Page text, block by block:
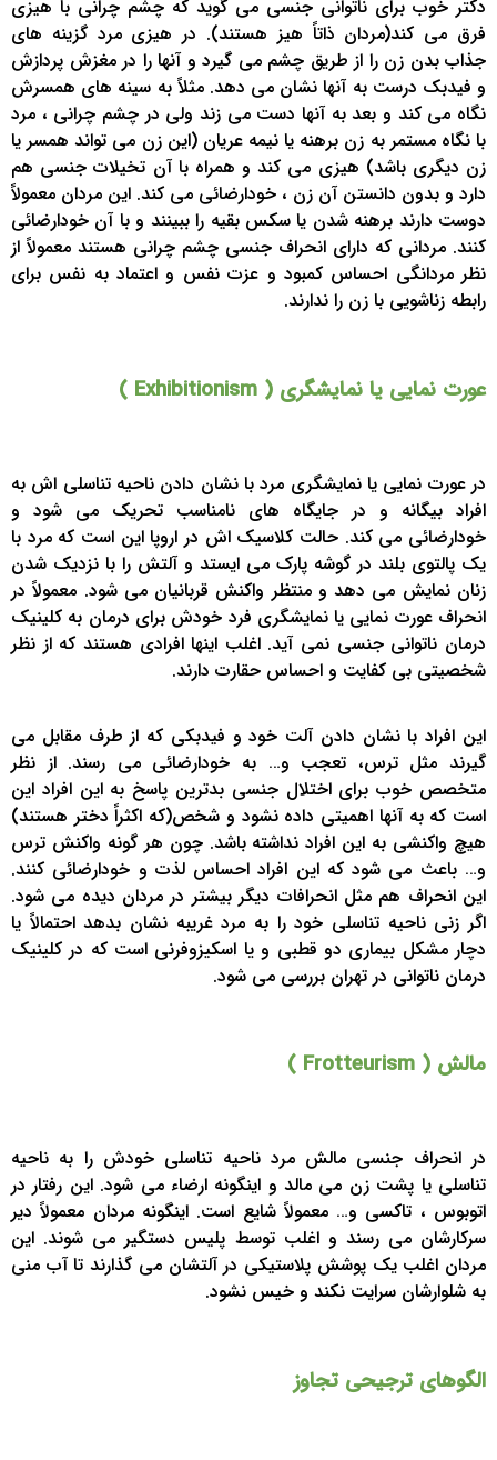
دکتر خوب برای ناتوانی جنسی می گوید که چشم چرانی با هیزی
فرق می کند(مردان ذاتاً هیز هستند). در هیزی مرد گزینه های
جذاب بدن زن را از طریق چشم می گیرد و آنها را در مغزش پردازش
و فیدبک درست به آنها نشان می دهد. مثلاً به سینه های همسرش
نگاه می کند و بعد به آنها دست می زند ولی در چشم چرانی ، مرد
با نگاه مستمر به زن برهنه یا نیمه عریان (این زن می تواند همسر یا
زن دیگری باشد) هیزی می کند و همراه با آن تخیلات جنسی هم
دارد و بدون دانستن آن زن ، خودارضائی می کند. این مردان معمولاً
دوست دارند برهنه شدن یا سکس بقیه را ببینند و با آن خودارضائی
کنند. مردانی که دارای انحراف جنسی چشم چرانی هستند معمولاً از
نظر مردانگی احساس کمبود و عزت نفس و اعتماد به نفس برای
رابطه زناشویی با زن را ندارند.
عورت نمایی یا نمایشگری ( Exhibitionism )
در عورت نمایی یا نمایشگری مرد با نشان دادن ناحیه تناسلی اش به
افراد بیگانه و در جایگاه های نامناسب تحریک می شود و
خودارضائی می کند. حالت کلاسیک اش در اروپا این است که مرد با
یک پالتوی بلند در گوشه پارک می ایستد و آلتش را با نزدیک شدن
زنان نمایش می دهد و منتظر واکنش قربانیان می شود. معمولاً در
انحراف عورت نمایی یا نمایشگری فرد خودش برای درمان به کلینیک
درمان ناتوانی جنسی نمی آید. اغلب اینها افرادی هستند که از نظر
شخصیتی بی کفایت و احساس حقارت دارند.
این افراد با نشان دادن آلت خود و فیدبکی که از طرف مقابل می
گیرند مثل ترس، تعجب و… به خودارضائی می رسند. از نظر
متخصص خوب برای اختلال جنسی بدترین پاسخ به این افراد این
است که به آنها اهمیتی داده نشود و شخص(که اکثراً دختر هستند)
هیچ واکنشی به این افراد نداشته باشد. چون هر گونه واکنش ترس
و… باعث می شود که این افراد احساس لذت و خودارضائی کنند.
این انحراف هم مثل انحرافات دیگر بیشتر در مردان دیده می شود.
اگر زنی ناحیه تناسلی خود را به مرد غریبه نشان بدهد احتمالاً یا
دچار مشکل بیماری دو قطبی و یا اسکیزوفرنی است که در کلینیک
درمان ناتوانی در تهران بررسی می شود.
مالش ( Frotteurism )
در انحراف جنسی مالش مرد ناحیه تناسلی خودش را به ناحیه
تناسلی یا پشت زن می مالد و اینگونه ارضاء می شود. این رفتار در
اتوبوس ، تاکسی و… معمولاً شایع است. اینگونه مردان معمولاً دیر
سرکارشان می رسند و اغلب توسط پلیس دستگیر می شوند. این
مردان اغلب یک پوشش پلاستیکی در آلتشان می گذارند تا آب منی
به شلوارشان سرایت نکند و خیس نشود.
الگوهای ترجیحی تجاوز